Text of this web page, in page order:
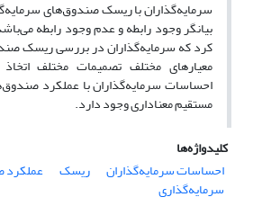
سرمایه‌گذاران با ریسک صندوق‌های
بیانگر وجود رابطه و عدم وجود رابطه
کرد که سرمایه‌گذاران در بررسی ریسک
معیارهای مختلف تصمیمات مختلف
احساسات سرمایه‌گذاران با عملکرد
مستقیم معناداری وجود دارد.
کلیدواژه‌ها
احساسات سرمایه‌گذاران
ریسک
سرمایه‌گذاری